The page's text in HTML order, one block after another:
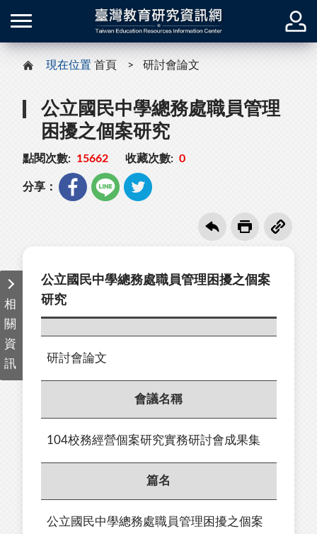
現在位置 首頁 研討會論文
公立國民中學總務處職員管理
困擾之個案研究
點閱次數: 15662 收藏次數: 0
分享：
相
關
資
訊
公立國民中學總務處職員管理困擾之個案
研究
研討會論文
會議名稱
104校務經營個案研究實務研討會成果集
篇名
公立國民中學總務處職員管理困擾之個案